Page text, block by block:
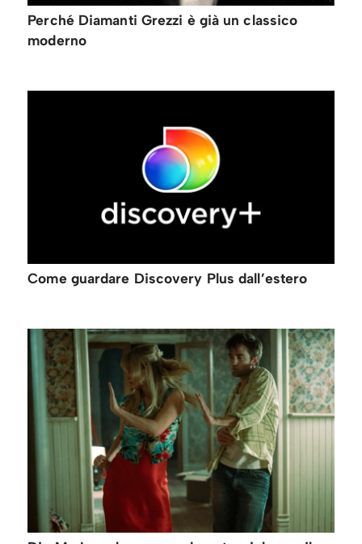
Perché Diamanti Grezzi è già un classico
moderno
Come guardare Discovery Plus dall’estero